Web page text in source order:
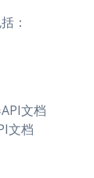
：
文档
文档